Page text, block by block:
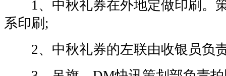
1、中秋礼券在外地定做印刷。
系印刷;
2、中秋礼券的左联由收银员负